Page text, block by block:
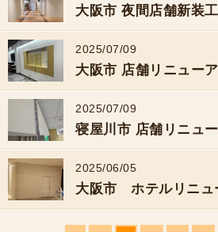
大阪市 夜間店舗新装
2025/07/09
大阪市 店舗リニュー
2025/07/09
寝屋川市 店舗リニュ
2025/06/05
大阪市 ホテルリニュ